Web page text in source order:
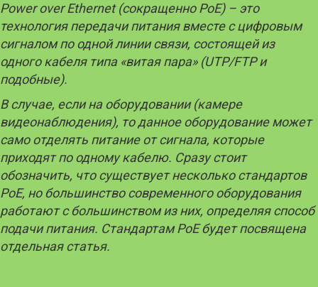
Power over Ethernet(сокращенноPoE) – это
технология передачи питания вместе с цифровым
сигналом по одной линии связи, состоящей из
одного кабеля типа «витая пара» (UTP/FTPи
подобные).
В случае, если на оборудовании (камере
видеонаблюдения), то данное оборудование может
само отделять питание от сигнала, которые
приходят по одному кабелю. Сразу стоит
обозначить, что существует несколько стандартов
PoE, но большинство современного оборудования
работают с большинством из них, определяя способ
подачи питания. СтандартамPoEбудет посвящена
отдельная статья.